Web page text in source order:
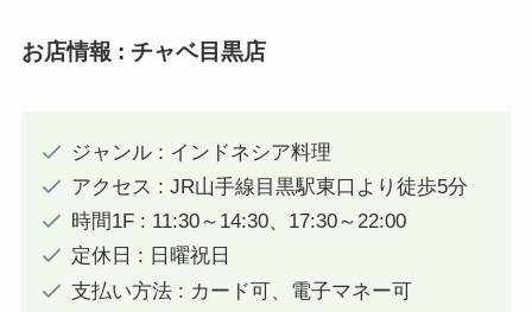
お店情報 : チャベ目黒店
ジャンル : インドネシア料理
アクセス : JR山手線目黒駅東口より徒歩5分
時間1F : 11:30～14:30、17:30～22:00
定休日 : 日曜祝日
支払い方法 : カード可、電子マネー可